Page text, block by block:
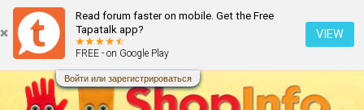
Read forum faster on mobile. Get the Free
Tapatalk app?
FREE - on Google Play
VIEW
Войти или зарегистрироваться